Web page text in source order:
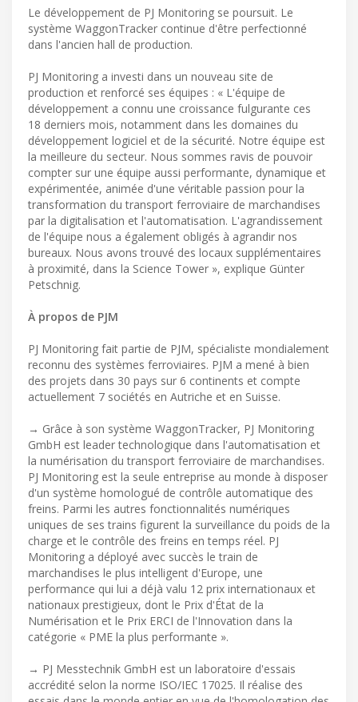
Le développement de PJ Monitoring se poursuit. Le
système WaggonTracker continue d'être perfectionné
dans l'ancien hall de production.
PJ Monitoring a investi dans un nouveau site de
production et renforcé ses équipes : « L'équipe de
développement a connu une croissance fulgurante ces
18 derniers mois, notamment dans les domaines du
développement logiciel et de la sécurité. Notre équipe est
la meilleure du secteur. Nous sommes ravis de pouvoir
compter sur une équipe aussi performante, dynamique et
expérimentée, animée d'une véritable passion pour la
transformation du transport ferroviaire de marchandises
par la digitalisation et l'automatisation. L'agrandissement
de l'équipe nous a également obligés à agrandir nos
bureaux. Nous avons trouvé des locaux supplémentaires
à proximité, dans la Science Tower », explique Günter
Petschnig.
À propos de PJM
PJ Monitoring fait partie de PJM, spécialiste mondialement
reconnu des systèmes ferroviaires. PJM a mené à bien
des projets dans 30 pays sur 6 continents et compte
actuellement 7 sociétés en Autriche et en Suisse.
→ Grâce à son système WaggonTracker, PJ Monitoring
GmbH est leader technologique dans l'automatisation et
la numérisation du transport ferroviaire de marchandises.
PJ Monitoring est la seule entreprise au monde à disposer
d'un système homologué de contrôle automatique des
freins. Parmi les autres fonctionnalités numériques
uniques de ses trains figurent la surveillance du poids de la
charge et le contrôle des freins en temps réel. PJ
Monitoring a déployé avec succès le train de
marchandises le plus intelligent d'Europe, une
performance qui lui a déjà valu 12 prix internationaux et
nationaux prestigieux, dont le Prix d'État de la
Numérisation et le Prix ERCI de l'Innovation dans la
catégorie « PME la plus performante ».
→ PJ Messtechnik GmbH est un laboratoire d'essais
accrédité selon la norme ISO/IEC 17025. Il réalise des